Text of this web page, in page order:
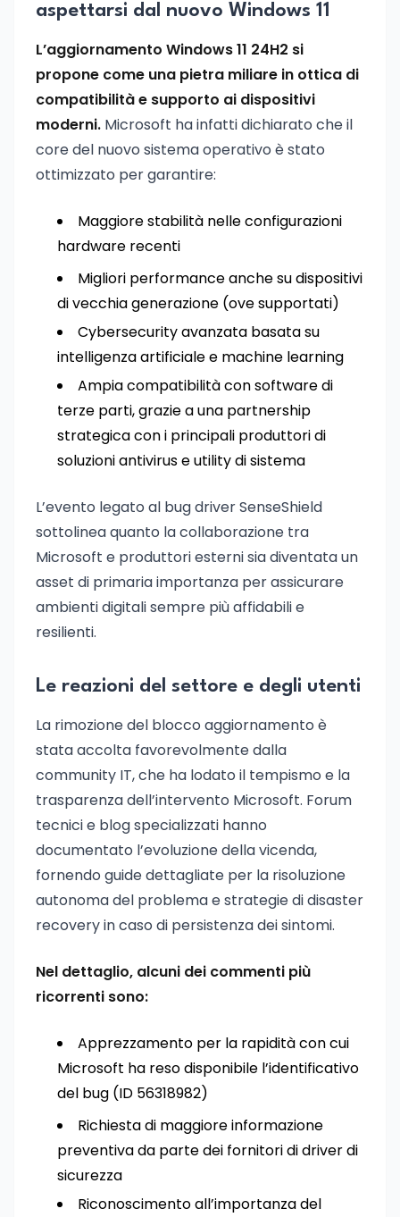
aspettarsi dal nuovo Windows 11
L’aggiornamento Windows 11 24H2 si
propone come una pietra miliare in ottica di
compatibilità e supporto ai dispositivi
moderni. Microsoft ha infatti dichiarato che il
core del nuovo sistema operativo è stato
ottimizzato per garantire:
Maggiore stabilità nelle configurazioni
hardware recenti
Migliori performance anche su dispositivi
di vecchia generazione (ove supportati)
Cybersecurity avanzata basata su
intelligenza artificiale e machine learning
Ampia compatibilità con software di
terze parti, grazie a una partnership
strategica con i principali produttori di
soluzioni antivirus e utility di sistema
L’evento legato al bug driver SenseShield
sottolinea quanto la collaborazione tra
Microsoft e produttori esterni sia diventata un
asset di primaria importanza per assicurare
ambienti digitali sempre più affidabili e
resilienti.
Le reazioni del settore e degli utenti
La rimozione del blocco aggiornamento è
stata accolta favorevolmente dalla
community IT, che ha lodato il tempismo e la
trasparenza dell’intervento Microsoft. Forum
tecnici e blog specializzati hanno
documentato l’evoluzione della vicenda,
fornendo guide dettagliate per la risoluzione
autonoma del problema e strategie di disaster
recovery in caso di persistenza dei sintomi.
Nel dettaglio, alcuni dei commenti più
ricorrenti sono:
Apprezzamento per la rapidità con cui
Microsoft ha reso disponibile l’identificativo
del bug (ID 56318982)
Richiesta di maggiore informazione
preventiva da parte dei fornitori di driver di
sicurezza
Riconoscimento all’importanza del